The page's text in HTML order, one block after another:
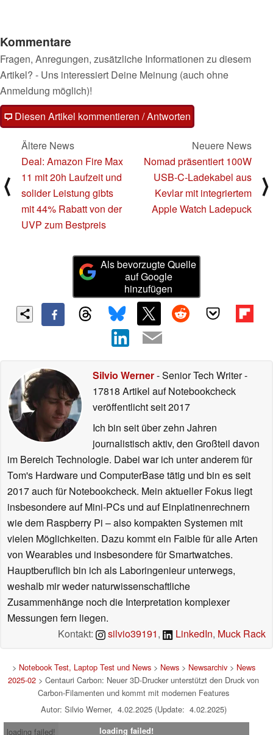
Kommentare
Fragen, Anregungen, zusätzliche Informationen zu diesem
Artikel? - Uns interessiert Deine Meinung (auch ohne
Anmeldung möglich)!
Diesen Artikel kommentieren / Antworten
⟨
Ältere News
Deal: Amazon Fire Max
11 mit 20h Laufzeit und
solider Leistung gibts
mit 44% Rabatt von der
UVP zum Bestpreis
Neuere News
Nomad präsentiert 100W
USB-C-Ladekabel aus
Kevlar mit integriertem
Apple Watch Ladepuck
⟩
Als bevorzugte Quelle
auf Google
hinzufügen
Silvio Werner- Senior Tech Writer-
17818 Artikel auf Notebookcheck
veröffentlichtseit 2017
Ich bin seit über zehn Jahren
journalistisch aktiv, den Großteil davon
im Bereich Technologie. Dabei war ich unter anderem für
Tom's Hardware und ComputerBase tätig und bin es seit
2017 auch für Notebookcheck. Mein aktueller Fokus liegt
insbesondere auf Mini-PCs und auf Einplatinenrechnern
wie dem Raspberry Pi – also kompakten Systemen mit
vielen Möglichkeiten. Dazu kommt ein Faible für alle Arten
von Wearables und insbesondere für Smartwatches.
Hauptberuflich bin ich als Laboringenieur unterwegs,
weshalb mir weder naturwissenschaftliche
Zusammenhänge noch die Interpretation komplexer
Messungen fern liegen.
Kontakt:
silvio39191, LinkedIn, Muck Rack
> Notebook Test, Laptop Test und News> News> Newsarchiv> News
2025-02 > Centauri Carbon: Neuer 3D-Drucker unterstützt den Druck von
Carbon-Filamenten und kommt mit modernen Features
Autor: Silvio Werner, 4.02.2025 (Update: 4.02.2025)
loading failed!
loading failed!